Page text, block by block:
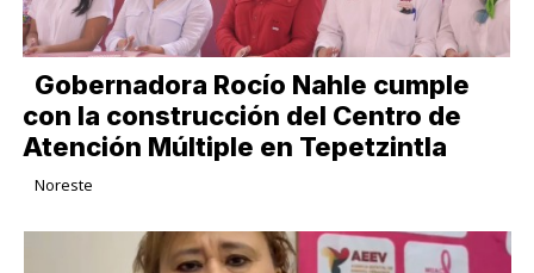
Gobernadora Rocío Nahle cumple
con la construcción del Centro de
Atención Múltiple en Tepetzintla
Noreste